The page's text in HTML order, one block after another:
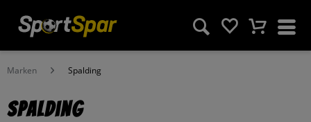
Marken Spalding
Spalding